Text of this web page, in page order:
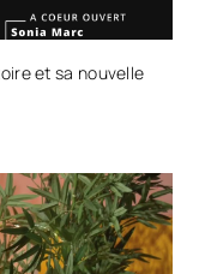
et sa nouvelle